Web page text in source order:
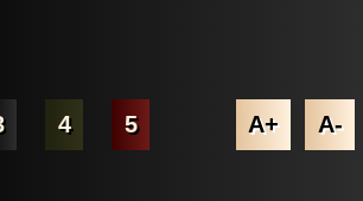
4 5 A+ A-